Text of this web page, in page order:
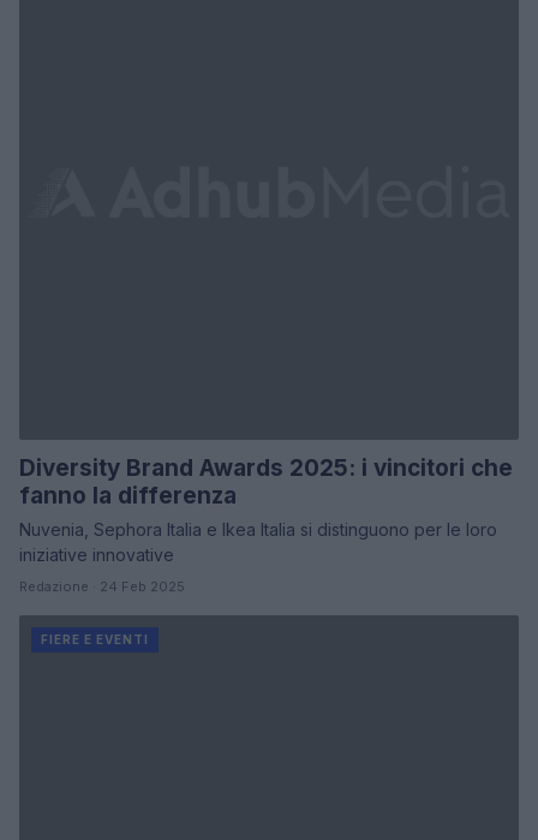
Diversity Brand Awards 2025: i vincitori che
fanno la differenza
Nuvenia, Sephora Italia e Ikea Italia si distinguono per le loro
iniziative innovative
Redazione · 24 Feb 2025
FIERE E EVENTI